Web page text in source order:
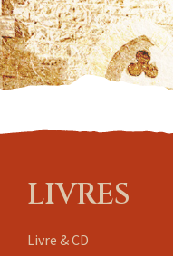
LIVRES
Livre & CD